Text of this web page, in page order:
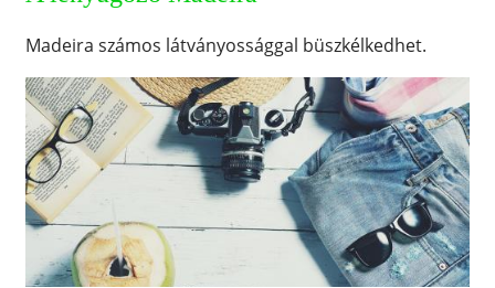
Madeira számos látványossággal büszkélkedhet.